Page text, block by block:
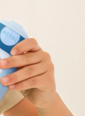
uns mit
Länder, in